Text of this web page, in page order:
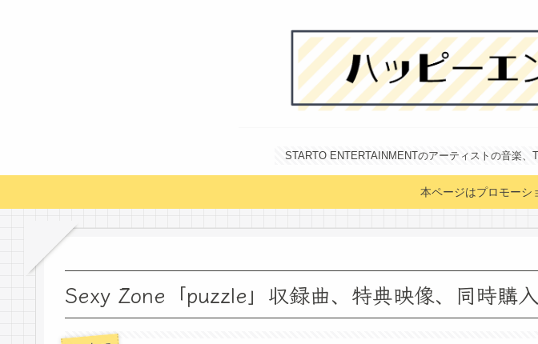
STARTO ENTERTAINMENTのアーティストの音楽
本ページはプロモーシ
Sexy Zone「puzzle」収録曲、特典映像、同時購